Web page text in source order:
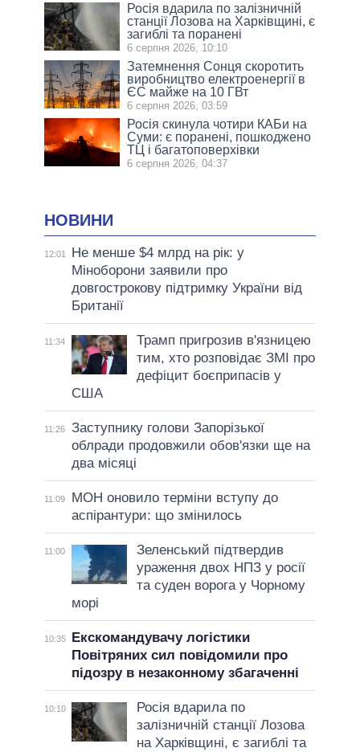
Росія вдарила по залізничній
станції Лозова на Харківщині, є
загиблі та поранені
6 серпня 2026, 10:10
Затемнення Сонця скоротить
виробництво електроенергії в
ЄС майже на 10 ГВт
6 серпня 2026, 03:59
Росія скинула чотири КАБи на
Суми: є поранені, пошкоджено
ТЦ і багатоповерхівки
6 серпня 2026, 04:37
НОВИНИ
12:01
Не менше $4 млрд на рік: у
Міноборони заявили про
довгострокову підтримку України від
Британії
11:34
Трамп пригрозив в'язницею
тим, хто розповідає ЗМІ про
дефіцит боєприпасів у
США
11:26
Заступнику голови Запорізької
облради продовжили обов'язки ще на
два місяці
11:09
МОН оновило терміни вступу до
аспірантури: що змінилось
11:00
Зеленський підтвердив
ураження двох НПЗ у росії
та суден ворога у Чорному
морі
10:35
Екскомандувачу логістики
Повітряних сил повідомили про
підозру в незаконному збагаченні
10:10
Росія вдарила по
залізничній станції Лозова
на Харківщині, є загиблі та